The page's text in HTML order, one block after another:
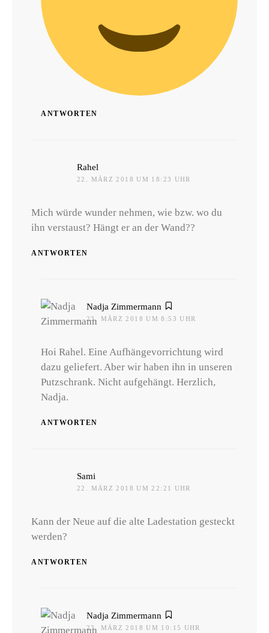
ANTWORTEN
Rahel
22. MÄRZ 2018 UM 18:23 UHR
Mich würde wunder nehmen, wie bzw. wo du
ihn verstaust? Hängt er an der Wand??
ANTWORTEN
Nadja Zimmermann
23. MÄRZ 2018 UM 8:53 UHR
Hoi Rahel. Eine Aufhängevorrichtung wird
dazu geliefert. Aber wir haben ihn in unseren
Putzschrank. Nicht aufgehängt. Herzlich,
Nadja.
ANTWORTEN
Sami
22. MÄRZ 2018 UM 22:21 UHR
Kann der Neue auf die alte Ladestation gesteckt
werden?
ANTWORTEN
Nadja Zimmermann
23. MÄRZ 2018 UM 10:15 UHR